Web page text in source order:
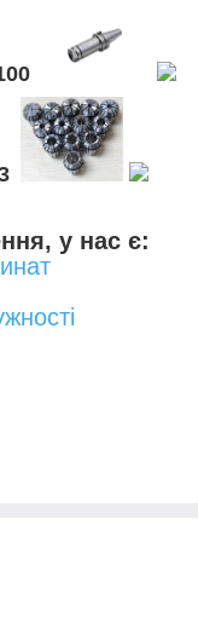
у нас є: